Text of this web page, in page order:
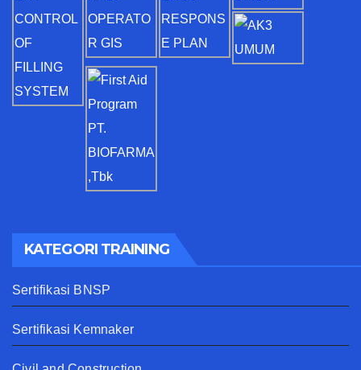
KATEGORI TRAINING
Sertifikasi BNSP
Sertifikasi Kemnaker